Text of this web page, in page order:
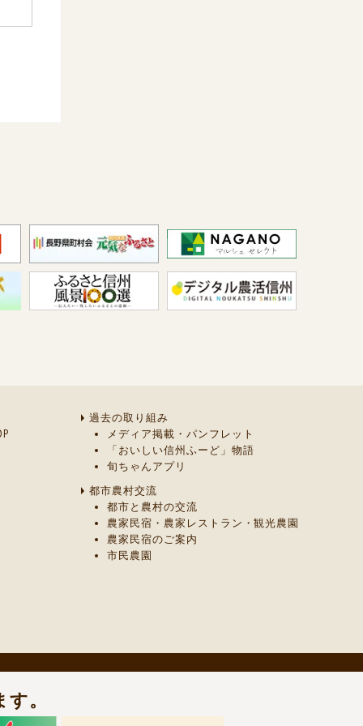
。
過去の取り組み
メディア掲載・パンフレット
「おいしい信州ふーど」物語
旬ちゃんアプリ
都市農村交流
都市と農村の交流
農家民宿・農家レストラン・観光農園
農家民宿のご案内
市民農園
連絡ください。